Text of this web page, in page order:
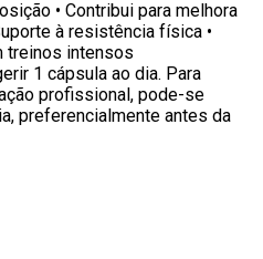
• Contribui para melhora
à resistência física •
treinos intensos
1 cápsula ao dia. Para
profissional, pode-se
preferencialmente antes da